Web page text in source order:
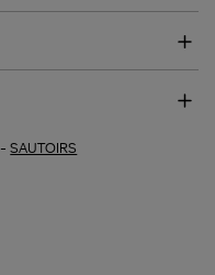
-SAUTOIRS